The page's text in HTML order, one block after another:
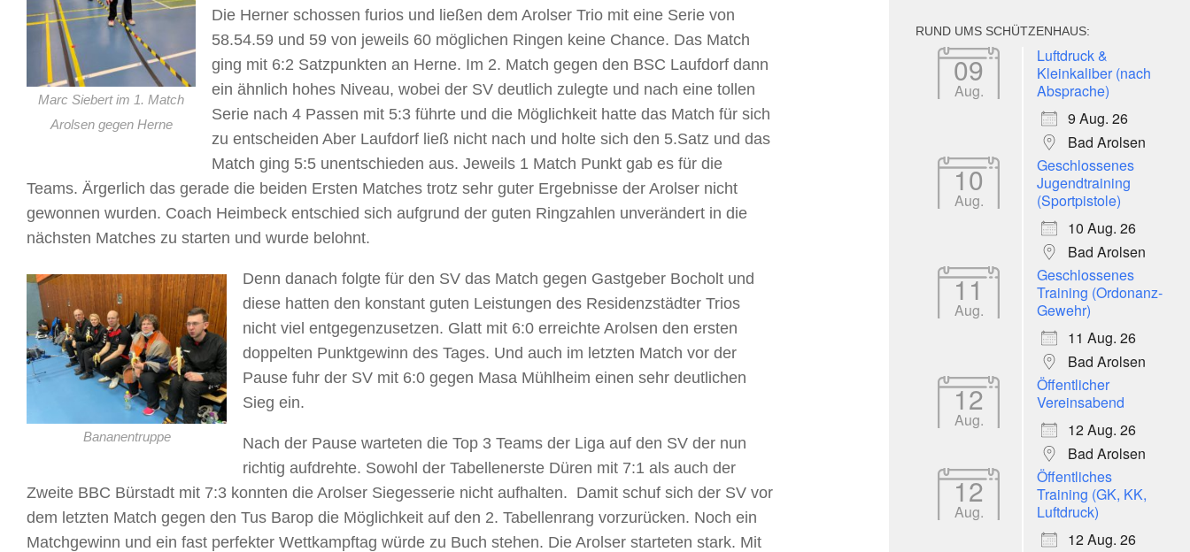
Marc Siebert im 1. Match
Arolsen gegen Herne
Die Herner schossen furios und ließen dem Arolser Trio mit eine Serie von
58.54.59 und 59 von jeweils 60 möglichen Ringen keine Chance. Das Match
ging mit 6:2 Satzpunkten an Herne. Im 2. Match gegen den BSC Laufdorf dann
ein ähnlich hohes Niveau, wobei der SV deutlich zulegte und nach eine tollen
Serie nach 4 Passen mit 5:3 führte und die Möglichkeit hatte das Match für sich
zu entscheiden Aber Laufdorf ließ nicht nach und holte sich den 5.Satz und das
Match ging 5:5 unentschieden aus. Jeweils 1 Match Punkt gab es für die
Teams. Ärgerlich das gerade die beiden Ersten Matches trotz sehr guter Ergebnisse der Arolser nicht
gewonnen wurden. Coach Heimbeck entschied sich aufgrund der guten Ringzahlen unverändert in die
nächsten Matches zu starten und wurde belohnt.
Bananentruppe
Denn danach folgte für den SV das Match gegen Gastgeber Bocholt und
diese hatten den konstant guten Leistungen des Residenzstädter Trios
nicht viel entgegenzusetzen. Glatt mit 6:0 erreichte Arolsen den ersten
doppelten Punktgewinn des Tages. Und auch im letzten Match vor der
Pause fuhr der SV mit 6:0 gegen Masa Mühlheim einen sehr deutlichen
Sieg ein.
Nach der Pause warteten die Top 3 Teams der Liga auf den SV der nun
richtig aufdrehte. Sowohl der Tabellenerste Düren mit 7:1 als auch der
Zweite BBC Bürstadt mit 7:3 konnten die Arolser Siegesserie nicht aufhalten. Damit schuf sich der SV vor
dem letzten Match gegen den Tus Barop die Möglichkeit auf den 2. Tabellenrang vorzurücken. Noch ein
Matchgewinn und ein fast perfekter Wettkampftag würde zu Buch stehen. Die Arolser starteten stark. Mit
RUND UMS SCHÜTZENHAUS:
09
Aug.
Luftdruck &
Kleinkaliber (nach
Absprache)
9 Aug. 26
Bad Arolsen
10
Aug.
Geschlossenes
Jugendtraining
(Sportpistole)
10 Aug. 26
Bad Arolsen
11
Aug.
Geschlossenes
Training (Ordonanz-
Gewehr)
11 Aug. 26
Bad Arolsen
12
Aug.
Öffentlicher
Vereinsabend
12 Aug. 26
Bad Arolsen
12
Aug.
Öffentliches
Training (GK, KK,
Luftdruck)
12 Aug. 26